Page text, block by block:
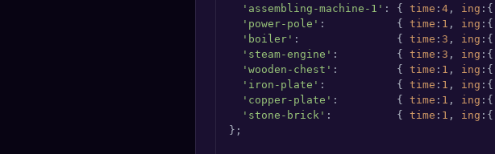
'assembling-machine-1' : { time : 4 , ing :{
'power-pole' :           { time : 1 , ing :{
'boiler' :               { time : 3 , ing :{
'steam-engine' :         { time : 3 , ing :{
'wooden-chest' :         { time : 1 , ing :{
'iron-plate' :           { time : 1 , ing :{
'copper-plate' :         { time : 1 , ing :{
'stone-brick' :          { time : 1 , ing :{
};